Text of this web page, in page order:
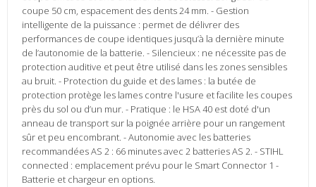
coupe 50 cm, espacement des dents 24 mm. - Gestion
intelligente de la puissance : permet de délivrer des
performances de coupe identiques jusqu’à la dernière minute
de l’autonomie de la batterie. - Silencieux : ne nécessite pas de
protection auditive et peut être utilisé dans les zones sensibles
au bruit. - Protection du guide et des lames : la butée de
protection protège les lames contre l'usure et facilite les coupes
près du sol ou d’un mur. - Pratique : le HSA 40 est doté d'un
anneau de transport sur la poignée arrière pour un rangement
sûr et peu encombrant. - Autonomie avec les batteries
recommandées AS 2 : 66 minutes avec 2 batteries AS 2. - STIHL
connected : emplacement prévu pour le Smart Connector 1 -
Batterie et chargeur en options.